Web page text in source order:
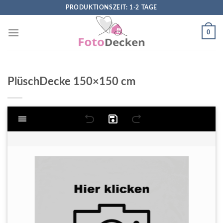
content
PRODUKTIONSZEIT: 1-2 TAGE
0
PlüschDecke 150×150 cm